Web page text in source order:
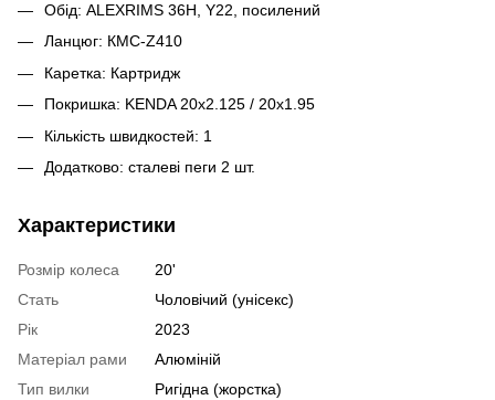
Обід: ALEXRIMS 36H, Y22, посилений
Ланцюг: КМС-Z410
Каретка: Картридж
Покришка: KENDA 20x2.125 / 20x1.95
Кількість швидкостей: 1
Додатково: сталеві пеги 2 шт.
Характеристики
Розмір колеса
20'
Стать
Чоловічий (унісекс)
Рік
2023
Матеріал рами
Алюміній
Тип вилки
Ригідна (жорстка)